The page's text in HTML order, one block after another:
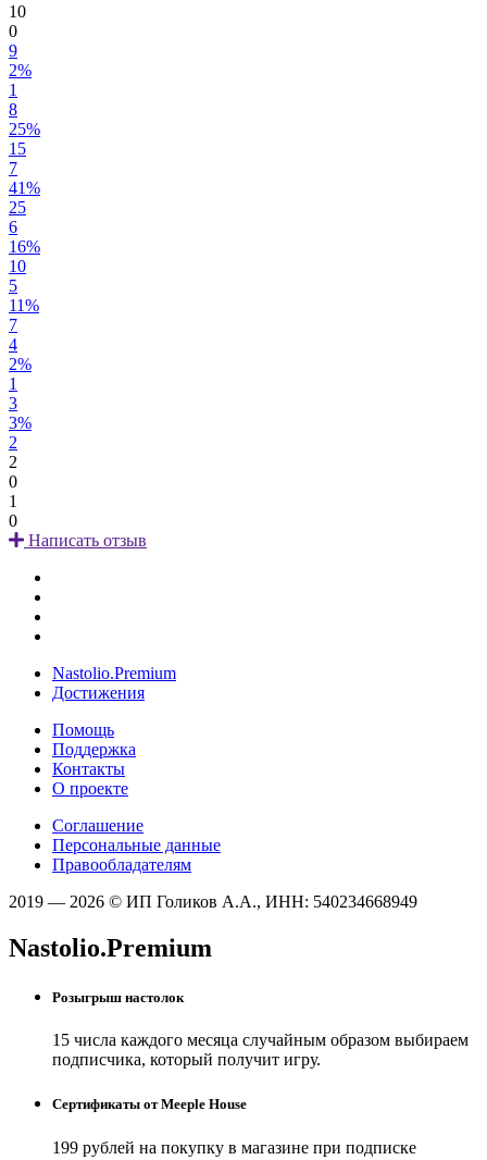
10
0
9
2%
1
8
25%
15
7
41%
25
6
16%
10
5
11%
7
4
2%
1
3
3%
2
2
0
1
0
Написать отзыв
Nastolio.Premium
Достижения
Помощь
Поддержка
Контакты
О проекте
Соглашение
Персональные данные
Правообладателям
2019 — 2026 © ИП Голиков А.А., ИНН: 540234668949
Nastolio.Premium
Розыгрыш настолок
15 числа каждого месяца случайным образом выбираем
подписчика, который получит игру.
Сертификаты от Meeple House
199 рублей на покупку в магазине при подписке